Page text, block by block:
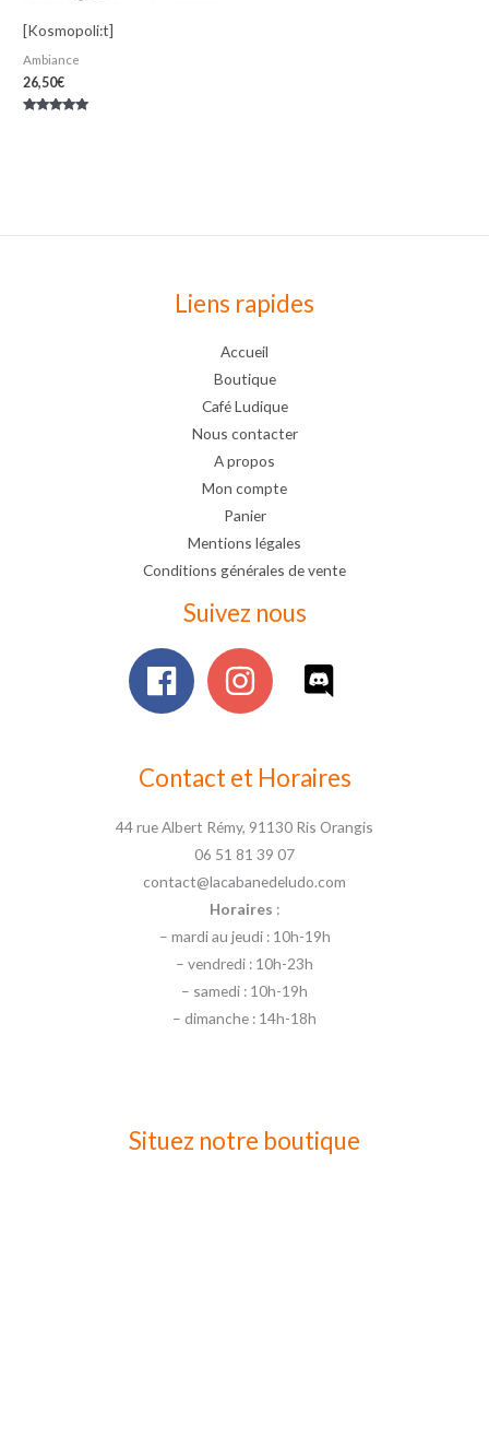
[Kosmopoli:t]
Ambiance
26,50€
Liens rapides
Accueil
Boutique
Café Ludique
Nous contacter
A propos
Mon compte
Panier
Mentions légales
Conditions générales de vente
Suivez nous
Contact et Horaires
44 rue Albert Rémy, 91130 Ris Orangis
06 51 81 39 07
contact@lacabanedeludo.com
Horaires :
– mardi au jeudi : 10h-19h
– vendredi : 10h-23h
– samedi : 10h-19h
– dimanche : 14h-18h
Situez notre boutique